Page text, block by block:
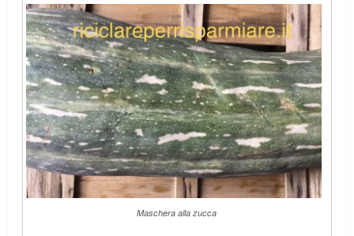
Maschera alla zucca